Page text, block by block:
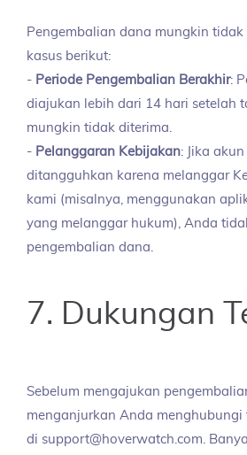
Pengembalian dana mungkin tidak
kasus berikut:
- Periode Pengembalian Berakhir:
diajukan lebih dari 14 hari setelah
mungkin tidak diterima.
- Pelanggaran Kebijakan: Jika
ditangguhkan karena melanggar
kami (misalnya, menggunakan
yang melanggar hukum), Anda
pengembalian dana.
7. Dukungan
Sebelum mengajukan
menganjurkan Anda
di support@hoverwatch.com.